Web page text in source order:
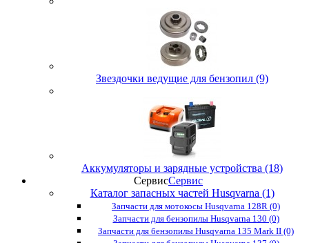
Звездочки ведущие для бензопил (9)
Аккумуляторы и зарядные устройства (18)
СервисСервис
Каталог запасных частей Husqvarna (1)
Запчасти для мотокосы Husqvarna 128R (0)
Запчасти для бензопилы Husqvarna 130 (0)
Запчасти для бензопилы Husqvarna 135 Mark II (0)